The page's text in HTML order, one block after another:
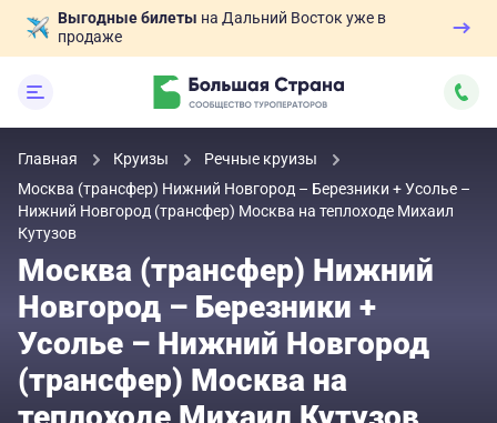
Выгодные билеты на Дальний Восток уже в
продаже
Главная Круизы
Речные круизы
Москва (трансфер) Нижний Новгород – Березники + Усолье –
Нижний Новгород (трансфер) Москва на теплоходе Михаил
Кутузов
Москва (трансфер) Нижний
Новгород – Березники +
Усолье – Нижний Новгород
(трансфер) Москва на